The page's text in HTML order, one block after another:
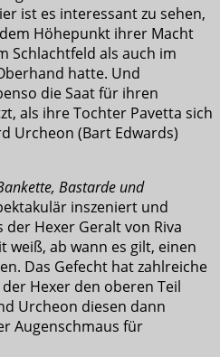
ist es interessant zu sehen,
Höhepunkt ihrer Macht
Schlachtfeld als auch im
hatte. Und
die Saat für ihren
als ihre Tochter Pavetta sich
Urcheon (Bart Edwards)
Bastarde und
inszeniert und
Hexer Geralt von Riva
ab wann es gilt, einen
Das Gefecht hat zahlreiche
Hexer den oberen Teil
Urcheon diesen dann
Augenschmaus für